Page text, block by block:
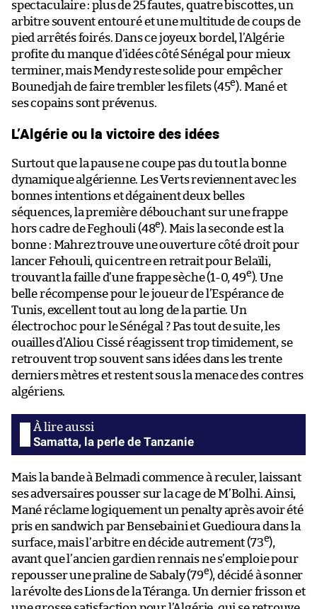
spectaculaire : plus de 25 fautes, quatre biscottes, un
arbitre souvent entouré et une multitude de coups de
pied arrêtés foirés. Dans ce joyeux bordel, l’Algérie
profite du manque d’idées côté Sénégal pour mieux
terminer, mais Mendy reste solide pour empêcher
Bounedjah de faire trembler les filets (45e). Mané et
ses copains sont prévenus.
L’Algérie ou la victoire des idées
Surtout que la pause ne coupe pas du tout la bonne
dynamique algérienne. Les Verts reviennent avec les
bonnes intentions et dégainent deux belles
séquences, la première débouchant sur une frappe
hors cadre de Feghouli (48e). Mais la seconde est la
bonne : Mahrez trouve une ouverture côté droit pour
lancer Fehouli, qui centre en retrait pour Belaïli,
trouvant la faille d’une frappe sèche (1-0, 49e). Une
belle récompense pour le joueur de l’Espérance de
Tunis, excellent tout au long de la partie. Un
électrochoc pour le Sénégal ? Pas tout de suite, les
ouailles d’Aliou Cissé réagissent trop timidement, se
retrouvent trop souvent sans idées dans les trente
derniers mètres et restent sous la menace des contres
algériens.
Samatta, la perle de Tanzanie
Mais la bande à Belmadi commence à reculer, laissant
ses adversaires pousser sur la cage de M’Bolhi. Ainsi,
Mané réclame logiquement un penalty après avoir été
pris en sandwich par Bensebaini et Guedioura dans la
surface, mais l’arbitre en décide autrement (73e),
avant que l’ancien gardien rennais ne s’emploie pour
repousser une praline de Sabaly (79e), décidé à sonner
la révolte des Lions de la Téranga. Un dernier frisson et